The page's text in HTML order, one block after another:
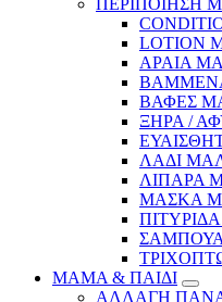
LOTION
ΑΡΑΙΑ
ΒΑΦΕΣ
ΞΗΡΑ /
ΛΑΔΙ
ΛΙΠΑΡΑ
ΜΑΣΚΑ
ΜΑΜΑ & ΠΑΙΔΙ
ΑΛΛΑΓΗ